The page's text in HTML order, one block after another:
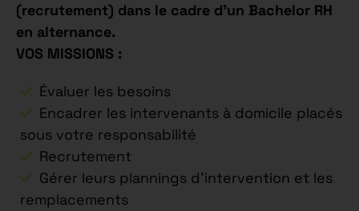
(recrutement) dans le cadre d’un Bachelor RH
en alternance.
VOS MISSIONS :
Évaluer les besoins
Encadrer les intervenants à domicile placés
sous votre responsabilité
Recrutement
Gérer leurs plannings d’intervention et les
remplacements